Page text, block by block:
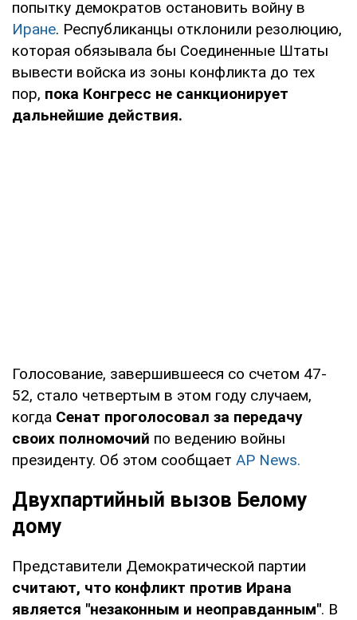
попытку демократов остановить войну в
Иране. Республиканцы отклонили резолюцию,
которая обязывала бы Соединенные Штаты
вывести войска из зоны конфликта до тех
пор, пока Конгресс не санкционирует
дальнейшие действия.
Голосование, завершившееся со счетом 47-
52, стало четвертым в этом году случаем,
когда Сенат проголосовал за передачу
своих полномочий по ведению войны
президенту. Об этом сообщает AP News.
Двухпартийный вызов Белому
дому
Представители Демократической партии
считают, что конфликт против Ирана
является "незаконным и неоправданным". В